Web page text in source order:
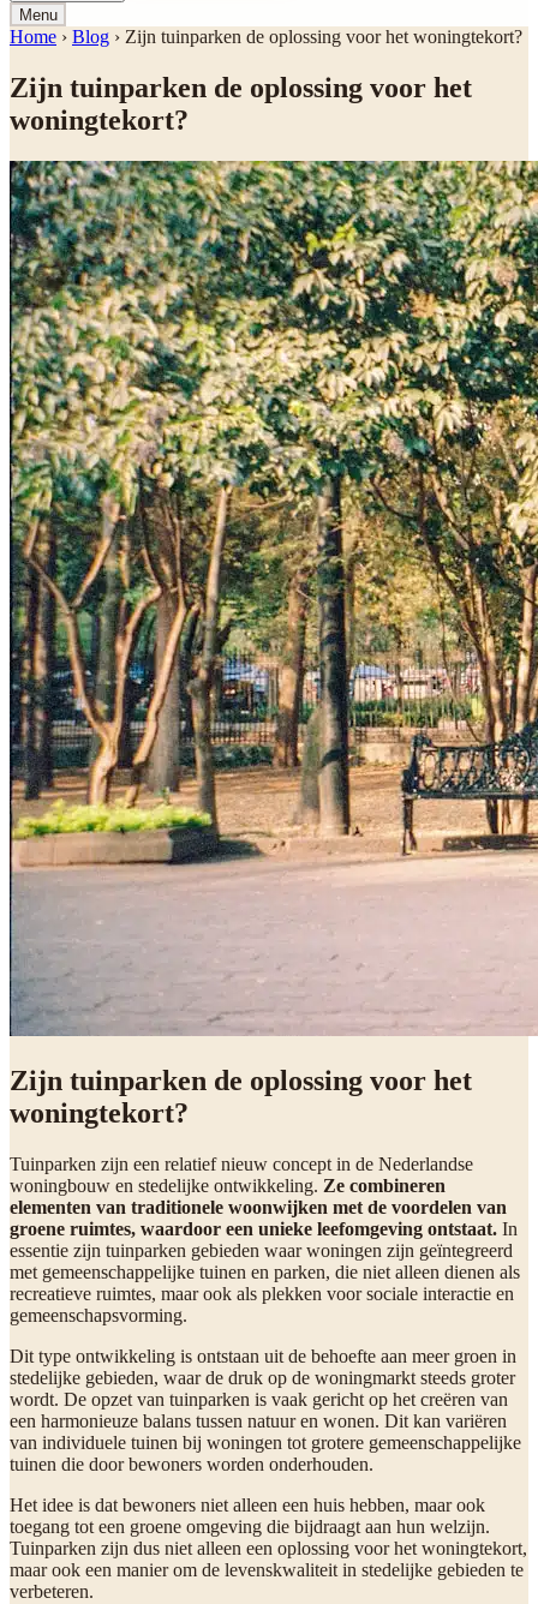
Menu
Home › Blog › Zijn tuinparken de oplossing voor het woningtekort?
Zijn tuinparken de oplossing voor het
woningtekort?
Zijn tuinparken de oplossing voor het
woningtekort?
Tuinparken zijn een relatief nieuw concept in de Nederlandse
woningbouw en stedelijke ontwikkeling. Ze combineren
elementen van traditionele woonwijken met de voordelen van
groene ruimtes, waardoor een unieke leefomgeving ontstaat. In
essentie zijn tuinparken gebieden waar woningen zijn geïntegreerd
met gemeenschappelijke tuinen en parken, die niet alleen dienen als
recreatieve ruimtes, maar ook als plekken voor sociale interactie en
gemeenschapsvorming.
Dit type ontwikkeling is ontstaan uit de behoefte aan meer groen in
stedelijke gebieden, waar de druk op de woningmarkt steeds groter
wordt. De opzet van tuinparken is vaak gericht op het creëren van
een harmonieuze balans tussen natuur en wonen. Dit kan variëren
van individuele tuinen bij woningen tot grotere gemeenschappelijke
tuinen die door bewoners worden onderhouden.
Het idee is dat bewoners niet alleen een huis hebben, maar ook
toegang tot een groene omgeving die bijdraagt aan hun welzijn.
Tuinparken zijn dus niet alleen een oplossing voor het woningtekort,
maar ook een manier om de levenskwaliteit in stedelijke gebieden te
verbeteren.